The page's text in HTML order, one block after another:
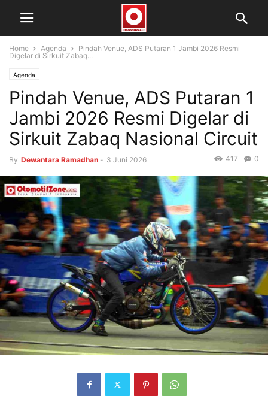
Home Agenda
Pindah Venue, ADS Putaran 1 Jambi 2026 Resmi
Digelar di Sirkuit Zabaq...
Agenda
Pindah Venue, ADS Putaran 1
Jambi 2026 Resmi Digelar di
Sirkuit Zabaq Nasional Circuit
By Dewantara Ramadhan - 3 Juni 2026 0
417